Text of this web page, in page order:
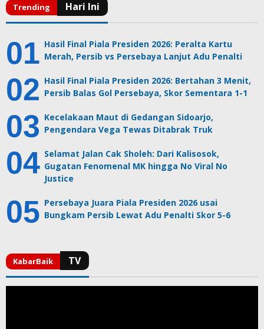
Hasil Final Piala Presiden 2026: Peralta Kartu
Merah, Persib vs Persebaya Lanjut Adu Penalti
Hasil Final Piala Presiden 2026: Bertahan 3 Menit,
Persib Balas Gol Persebaya, Skor Sementara 1-1
Kecelakaan Maut di Gedangan Sidoarjo,
Pengendara Vega Tewas Ditabrak Truk
Selamat Jalan Cak Sholeh: Dari Kalisosok,
Gugatan Fenomenal MK hingga No Viral No
Justice
Persebaya Juara Piala Presiden 2026 usai
Bungkam Persib Lewat Adu Penalti Skor 5-6